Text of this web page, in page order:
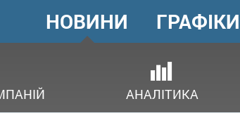
ГОЛОВНЕ
МЕНЮ
НОВИНИ
АНАЛІТИКА
ГРАФІКИ